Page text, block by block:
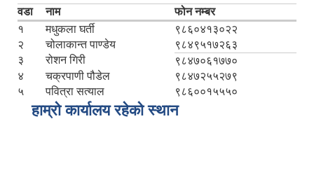
वडा नाम
फोन नम्बर
१
मधुकला घर्ती
९८६०४१३०२२
२
चोलाकान्त पाण्डेय
९८४९५१७२६३
३
रोशन गिरी
९८४७०६१७७०
४
चक्रपाणी पौडेल
९८४७२५५२७९
५
पवित्रा सत्याल ९८६००१५५५०
हाम्रो कार्यालय रहेको स्थान